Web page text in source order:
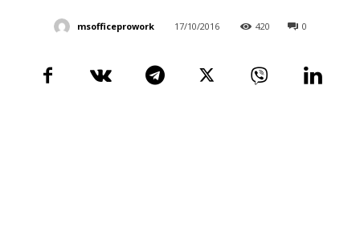
msofficeprowork 17/10/2016 420 0